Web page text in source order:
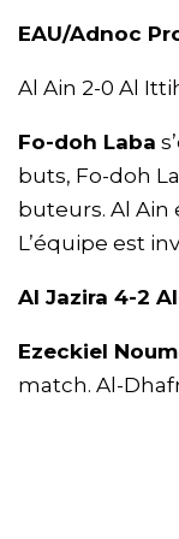
EAU/Adnoc
Al Ain 2-0 Al
Fo-doh Laba
buts, Fo-doh
buteurs. Al Ain
L’équipe est
Al Jazira 4-2
Ezeckiel
match. Al-